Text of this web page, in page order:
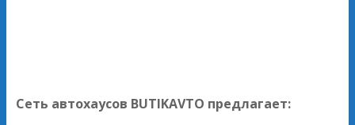
Сеть автохаусов BUTIKAVTO предлагает: